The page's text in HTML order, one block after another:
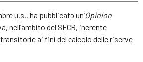
u.s., ha pubblicato un’Opinion
nell’ambito del SFCR, inerente
ai fini del calcolo delle riserve